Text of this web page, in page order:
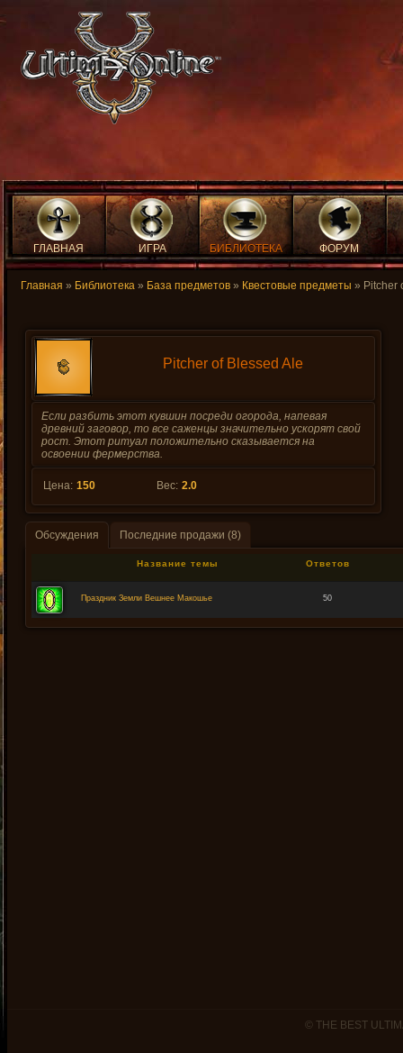
ГЛАВНАЯ ИГРА БИБЛИОТЕКА ФОРУМ
Главная » Библиотека » База предметов » Квестовые предметы » Pitcher
Pitcher of Blessed Ale
Если разбить этот кувшин посреди огорода, напевая
древний заговор, то все саженцы значительно ускорят свой
рост. Этот ритуал положительно сказывается на
освоении фермерства.
Цена: 150 Вес: 2.0
Обсуждения Последние продажи (8)
Название темы Ответов
Праздник Земли Вешнее Макошье 50
© THE BEST